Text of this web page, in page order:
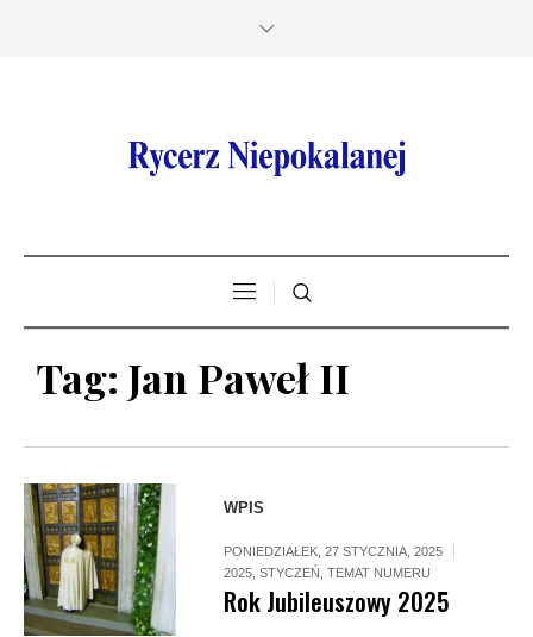
Tag: Jan Paweł II
WPIS
PONIEDZIAŁEK, 27 STYCZNIA, 2025
2025 ,STYCZEŃ ,TEMAT NUMERU
Rok Jubileuszowy 2025